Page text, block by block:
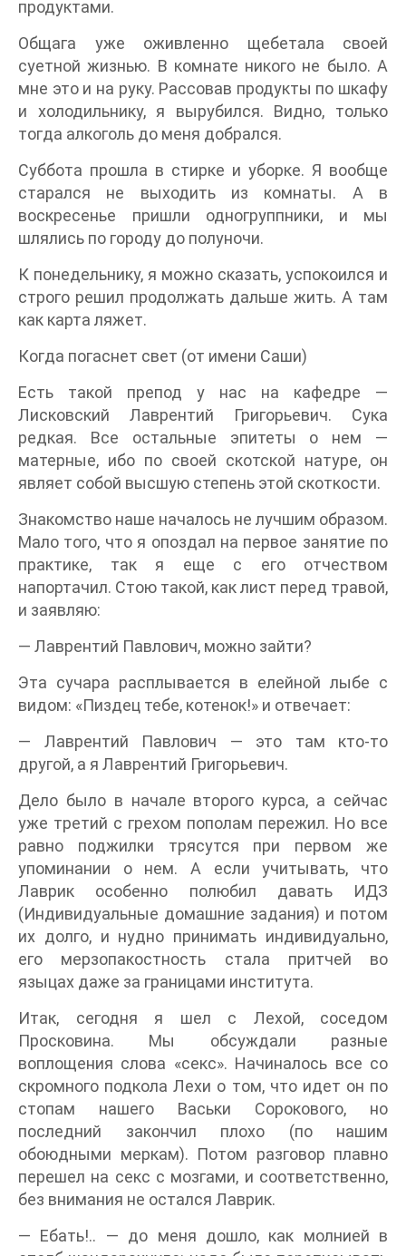
продуктами.
Общага уже оживленно щебетала своей
суетной жизнью. В комнате никого не было. А
мне это и на руку. Рассовав продукты по шкафу
и холодильнику, я вырубился. Видно, только
тогда алкоголь до меня добрался.
Суббота прошла в стирке и уборке. Я вообще
старался не выходить из комнаты. А в
воскресенье пришли одногруппники, и мы
шлялись по городу до полуночи.
К понедельнику, я можно сказать, успокоился и
строго решил продолжать дальше жить. А там
как карта ляжет.
Когда погаснет свет (от имени Саши)
Есть такой препод у нас на кафедре —
Лисковский Лаврентий Григорьевич. Сука
редкая. Все остальные эпитеты о нем —
матерные, ибо по своей скотской натуре, он
являет собой высшую степень этой скоткости.
Знакомство наше началось не лучшим образом.
Мало того, что я опоздал на первое занятие по
практике, так я еще с его отчеством
напортачил. Стою такой, как лист перед травой,
и заявляю:
— Лаврентий Павлович, можно зайти?
Эта сучара расплывается в елейной лыбе с
видом: «Пиздец тебе, котенок!» и отвечает:
— Лаврентий Павлович — это там кто-то
другой, а я Лаврентий Григорьевич.
Дело было в начале второго курса, а сейчас
уже третий с грехом пополам пережил. Но все
равно поджилки трясутся при первом же
упоминании о нем. А если учитывать, что
Лаврик особенно полюбил давать ИДЗ
(Индивидуальные домашние задания) и потом
их долго, и нудно принимать индивидуально,
его мерзопакостность стала притчей во
языцах даже за границами института.
Итак, сегодня я шел с Лехой, соседом
Просковина. Мы обсуждали разные
воплощения слова «секс». Начиналось все со
скромного подкола Лехи о том, что идет он по
стопам нашего Васьки Сорокового, но
последний закончил плохо (по нашим
обоюдными меркам). Потом разговор плавно
перешел на секс с мозгами, и соответственно,
без внимания не остался Лаврик.
— Ебать!.. — до меня дошло, как молнией в